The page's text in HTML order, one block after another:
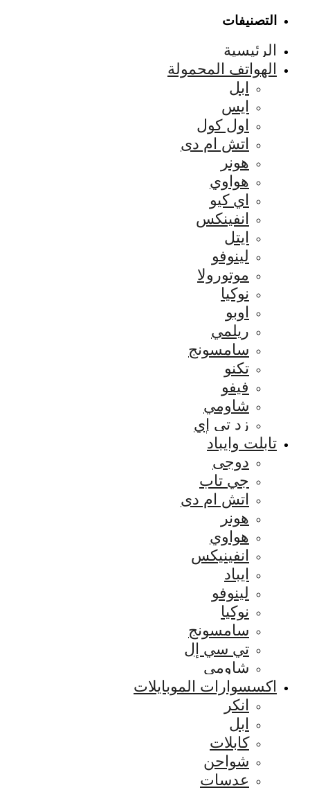
التصنيفات
الرئيسية
الهواتف المحمولة
ابل
ايس
اول كول
اتش ام دى
هونر
هواوي
اي كيو
انفينكس
ايتل
لينوفو
موتورولا
نوكيا
اوبو
ريلمي
سامسونج
تكنو
فيفو
شاومي
زد تي إي
تابلت وايباد
دوجى
جي تاب
اتش ام دى
هونر
هواوي
انفينيكس
ايباد
لينوفو
نوكيا
سامسونج
تي سي إل
شاومي
اكسسوارات الموبايلات
انكر
ابل
كابلات
شواحن
عدسات